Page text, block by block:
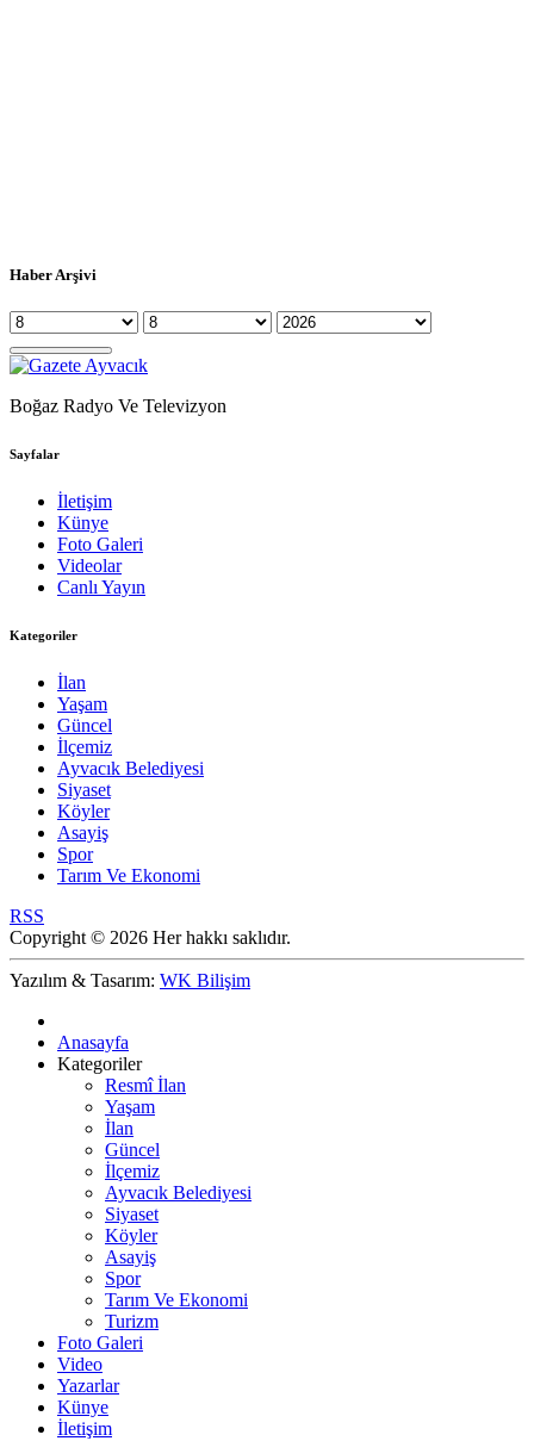
Haber Arşivi
Boğaz Radyo Ve Televizyon
Sayfalar
İletişim
Künye
Foto Galeri
Videolar
Canlı Yayın
Kategoriler
İlan
Yaşam
Güncel
İlçemiz
Ayvacık Belediyesi
Siyaset
Köyler
Asayiş
Spor
Tarım Ve Ekonomi
RSS
Copyright © 2026 Her hakkı saklıdır.
Yazılım & Tasarım: WK Bilişim
Anasayfa
Kategoriler
Resmî İlan
Yaşam
İlan
Güncel
İlçemiz
Ayvacık Belediyesi
Siyaset
Köyler
Asayiş
Spor
Tarım Ve Ekonomi
Turizm
Foto Galeri
Video
Yazarlar
Künye
İletişim